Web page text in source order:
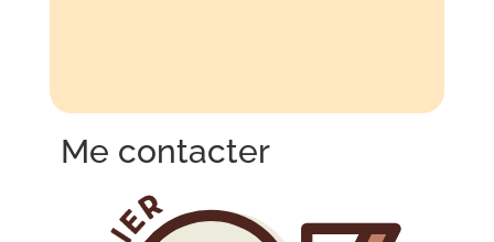
Me contacter